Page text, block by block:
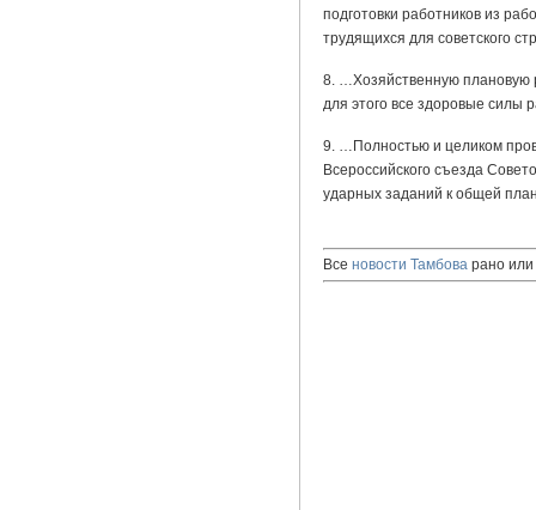
подготовки работников из
трудящихся для советского
8. …Хозяйственную плановую
для этого все здоровые силы
9. …Полностью и целиком
Всероссийского съезда
ударных заданий к общей
Все новости Тамбова рано или